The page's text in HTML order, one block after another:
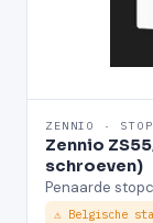
ZENNIO ·
Zennio
schroeven)
Penaarde
⚠ Belgische